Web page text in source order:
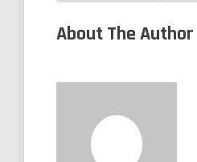
About The Author